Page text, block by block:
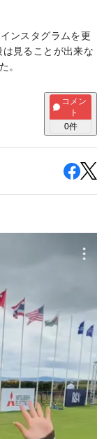
ンスタグラムを更
見ることが出来な
。
コメン
ト
0件